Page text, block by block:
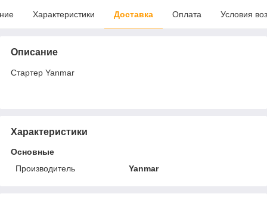
Характеристики Доставка Оплата Условия
Описание
Стартер Yanmar
Характеристики
Основные
Производитель
Yanmar